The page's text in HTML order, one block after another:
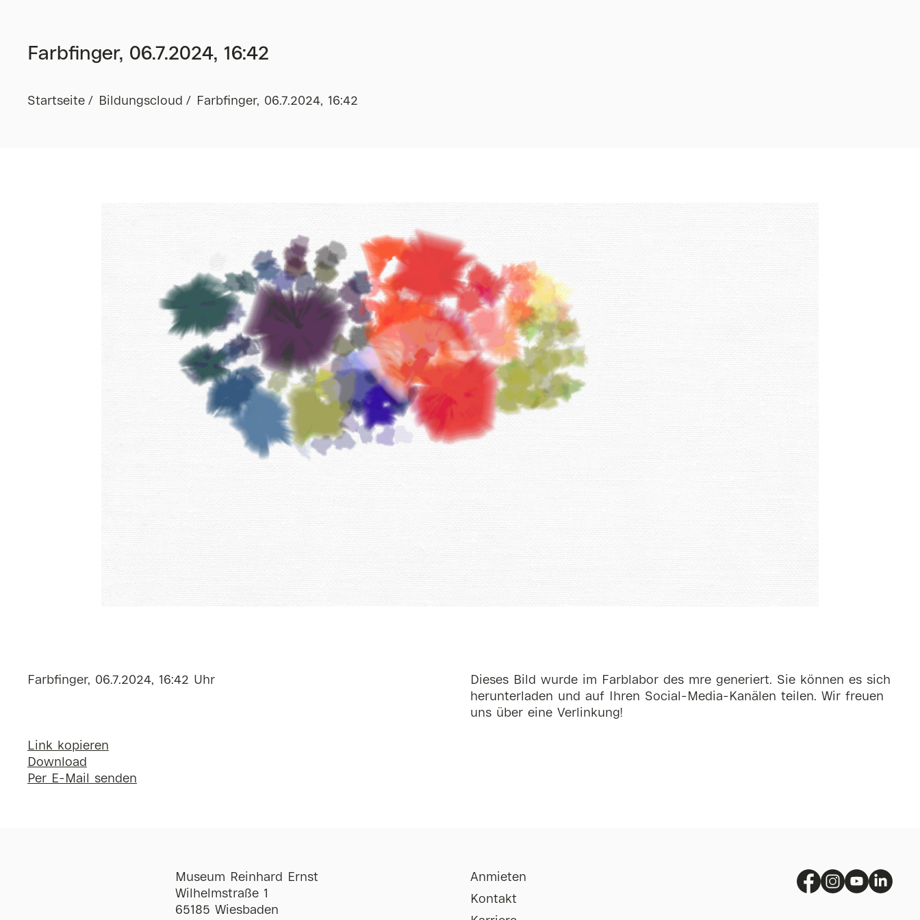
Farbfinger, 06.7.2024, 16:42
Startseite Bildungscloud Farbfinger, 06.7.2024, 16:42
Farbfinger, 06.7.2024, 16:42 Uhr
Link kopieren
Download
Per E-Mail senden
Dieses Bild wurde im Farblabor des mre generiert. Sie können es sich
herunterladen und auf Ihren Social-Media-Kanälen teilen. Wir freuen
uns über eine Verlinkung!
Museum Reinhard Ernst
Wilhelmstraße 1
65185 Wiesbaden
Anmieten
Kontakt